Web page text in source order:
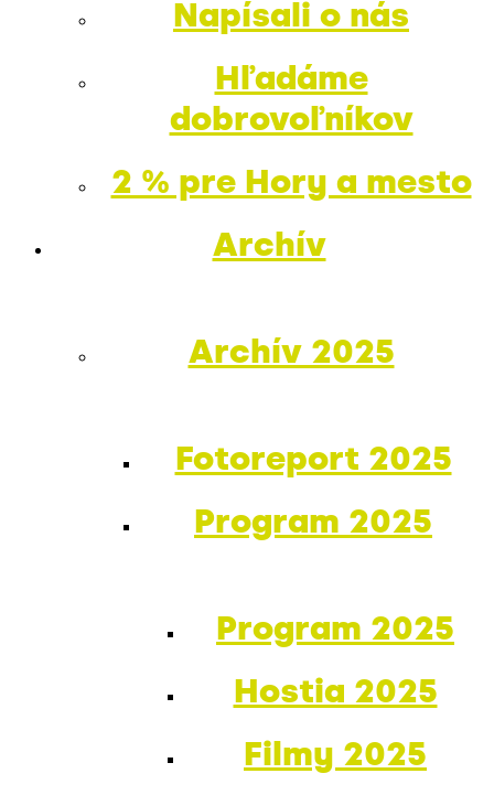
Napísali o nás
Hľadáme
dobrovoľníkov
2 % pre Hory a mesto
Archív
Archív 2025
Fotoreport 2025
Program 2025
Program 2025
Hostia 2025
Filmy 2025